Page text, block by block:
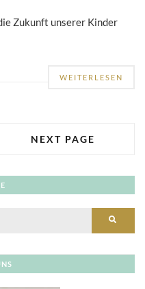
Zukunft unserer Kinder
WEITERLESEN
NEXT PAGE